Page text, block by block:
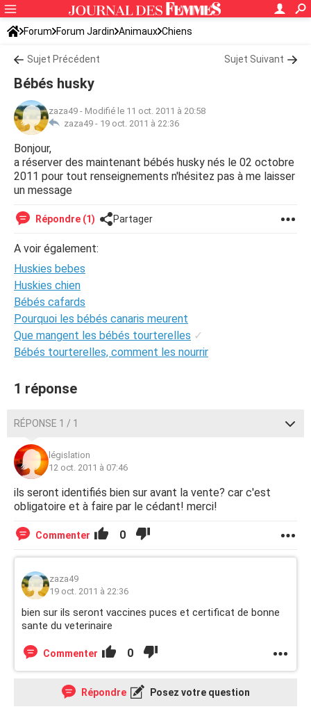
Forum Forum Jardin Animaux Chiens
Sujet Précédent Sujet Suivant
Bébés husky
zaza49 - Modifié le 11 oct. 2011 à 20:58
zaza49 - 19 oct. 2011 à 22:36
Bonjour,
a réserver des maintenant bébés husky nés le 02 octobre
2011 pour tout renseignements n'hésitez pas à me laisser
un message
Répondre (1) Partager
A voir également:
Huskies bebes
Huskies chien
Bébés cafards
Pourquoi les bébés canaris meurent
Que mangent les bébés tourterelles ✓
Bébés tourterelles, comment les nourrir
1 réponse
RÉPONSE 1 / 1
législation
12 oct. 2011 à 07:46
ils seront identifiés bien sur avant la vente? car c'est
obligatoire et à faire par le cédant! merci!
Commenter 0
zaza49
19 oct. 2011 à 22:36
bien sur ils seront vaccines puces et certificat de bonne
sante du veterinaire
Commenter 0
Répondre Posez votre question